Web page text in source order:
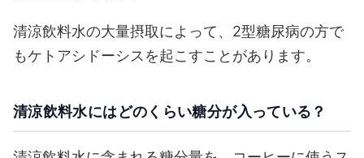
清涼飲料水の大量摂取によって、2型糖尿病の方で
もケトアシドーシスを起こすことがあります。
清涼飲料水にはどのくらい糖分が入っている？